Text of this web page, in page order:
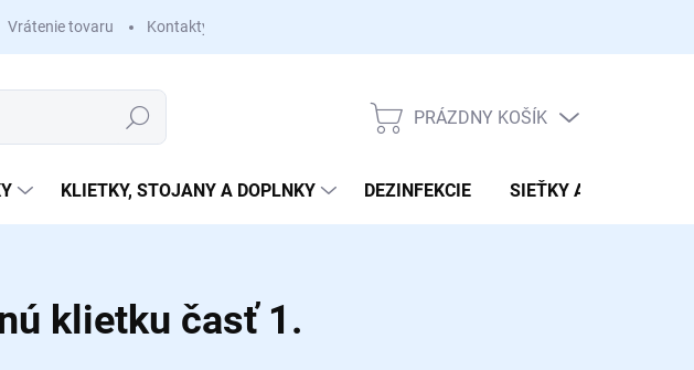
Vrátenie tovaru Kontakty
Hľadať
NÁKUPNÝ
PRÁZDNY KOŠÍK
KLIETKY, STOJANY A DOPLNKY DEZINFEKCIE SIEŤKY A PRENOSKY
klietku časť 1.